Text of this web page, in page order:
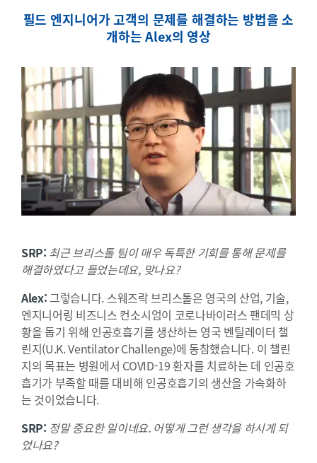
필드 엔지니어가 고객의 문제를 해결하는 방법을 소
개하는 Alex의 영상
SRP: 최근 브리스톨 팀이 매우 독특한 기회를 통해 문제를
해결하였다고 들었는데요, 맞나요?
Alex: 그렇습니다. 스웨즈락 브리스톨은 영국의 산업, 기술,
엔지니어링 비즈니스 컨소시엄이 코로나바이러스 팬데믹 상
황을 돕기 위해 인공호흡기를 생산하는 영국 벤틸레이터 챌
린지(U.K. Ventilator Challenge)에 동참했습니다. 이 챌린
지의 목표는 병원에서 COVID-19 환자를 치료하는 데 인공호
흡기가 부족할 때를 대비해 인공호흡기의 생산을 가속화하
는 것이었습니다.
SRP: 정말 중요한 일이네요. 어떻게 그런 생각을 하시게 되
었나요?